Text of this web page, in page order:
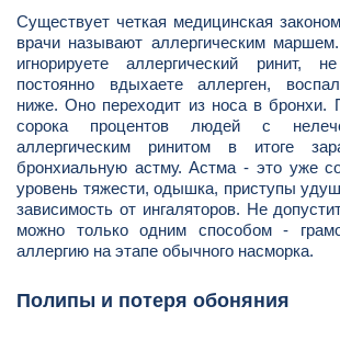
Существует четкая медицинская
врачи называют аллергическим
игнорируете аллергический ринит,
постоянно вдыхаете аллерген,
ниже. Оно переходит из носа в бронхи.
сорока процентов людей с
аллергическим ринитом в итоге
бронхиальную астму. Астма - это уже
уровень тяжести, одышка, приступы
зависимость от ингаляторов. Не
можно только одним способом -
аллергию на этапе обычного насморка.
Полипы и потеря обоняния